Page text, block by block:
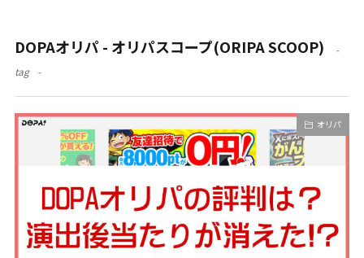
DOPAオリパ - オリパスコープ(ORIPA SCOOP)
tag
オリパ